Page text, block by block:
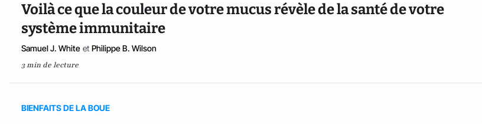
Voilà ce que la couleur de votre mucus révèle de la santé de votre
système immunitaire
Samuel J. White et Philippe B. Wilson
3 min de lecture
BIENFAITS DE LA BOUE